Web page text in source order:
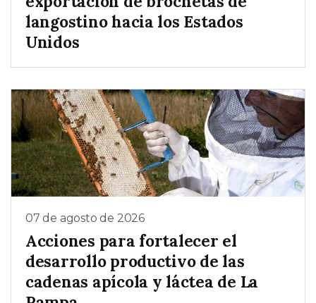
langostino hacia los Estados
Unidos
07 de agosto de 2026
Acciones para fortalecer el
desarrollo productivo de las
cadenas apícola y láctea de La